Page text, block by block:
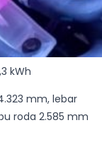
kWh
mm, lebar
roda 2.585 mm